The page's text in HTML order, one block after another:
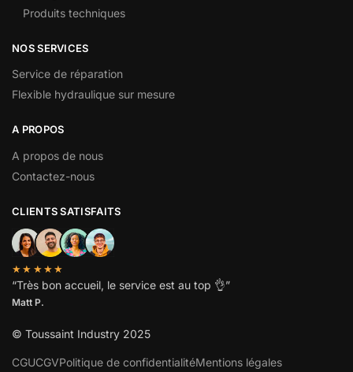
Produits techniques
NOS SERVICES
Service de réparation
Flexible hydraulique sur mesure
A PROPOS
A propos de nous
Contactez-nous
CLIENTS SATISFAITS
★★★★★
“Très bon accueil, le service est au top 👌”
Matt P.
© Toussaint Industry 2025
CGUCGVPolitique de confidentialitéMentions légales